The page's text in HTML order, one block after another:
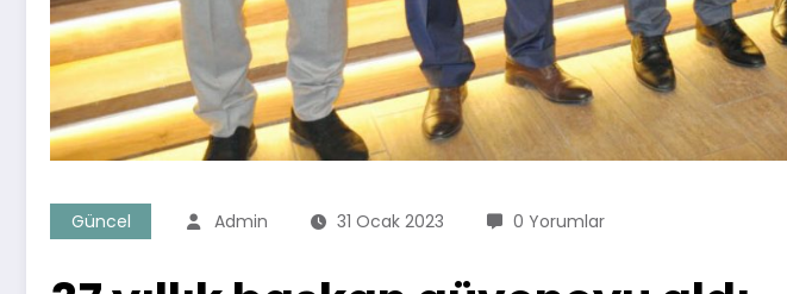
Güncel Admin 31 Ocak 2023 0 Yorumlar